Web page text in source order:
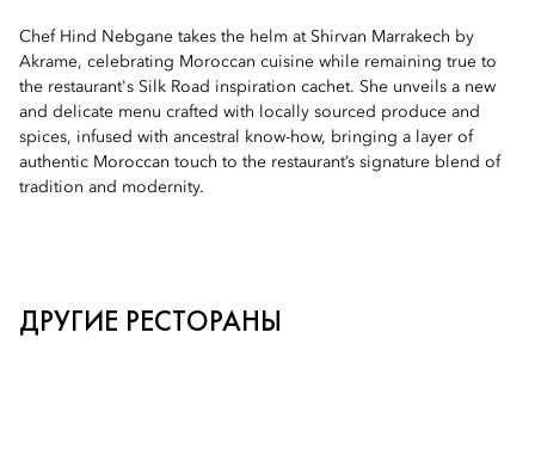
Chef Hind Nebgane takes the helm at Shirvan Marrakech by
Akrame, celebrating Moroccan cuisine while remaining true to
the restaurant's Silk Road inspiration cachet. She unveils a new
and delicate menu crafted with locally sourced produce and
spices, infused with ancestral know-how, bringing a layer of
authentic Moroccan touch to the restaurant’s signature blend of
tradition and modernity.
ДРУГИЕ РЕСТОРАНЫ